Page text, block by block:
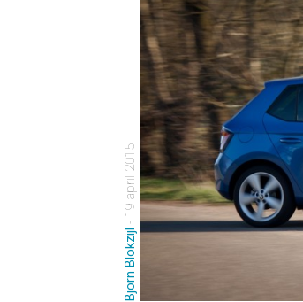
Bjorn Blokzijl
- 19 april 2015